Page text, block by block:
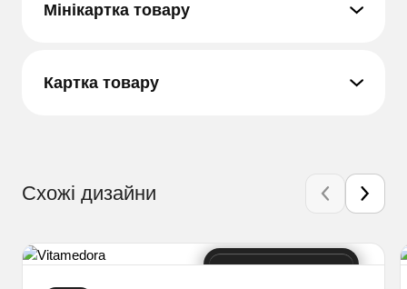
Мінікартка товару
Картка товару
Схожі дизайни